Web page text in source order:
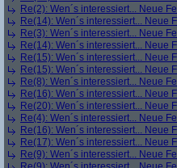
Re(2): Wen´s interessiert... Neue
Re(14): Wen´s interessiert... Neue
Re(3): Wen´s interessiert... Neue
Re(14): Wen´s interessiert... Neue
Re(15): Wen´s interessiert... Neue
Re(15): Wen´s interessiert... Neue
Re(8): Wen´s interessiert... Neue
Re(16): Wen´s interessiert... Neue
Re(20): Wen´s interessiert... Neue
Re(4): Wen´s interessiert... Neue
Re(16): Wen´s interessiert... Neue
Re(17): Wen´s interessiert... Neue
Re(9): Wen´s interessiert... Neue